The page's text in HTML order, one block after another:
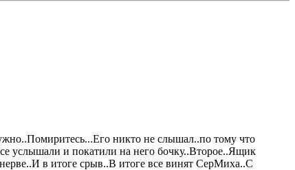
никто не слышал..по тому что
услышали и покатили на него бочку..Второе..Ящик
в итоге срыв..В итоге все винят СерМиха..С